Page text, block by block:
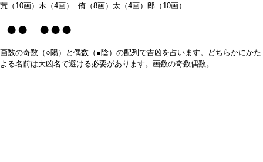
荒（10画）木（4画） 侑（8画）太（4画）郎（10画）
●● ●●●
画数の奇数（○陽）と偶数（●陰）の配列で吉凶を占います。どちらかにかた
よる名前は大凶名で避ける必要があります。画数の奇数偶数。